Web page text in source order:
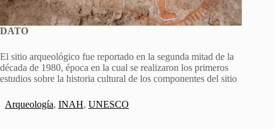
DATO
El sitio arqueológico fue reportado en la segunda mitad de la
década de 1980, época en la cual se realizaron los primeros
estudios sobre la historia cultural de los componentes del sitio
Arqueología, INAH, UNESCO